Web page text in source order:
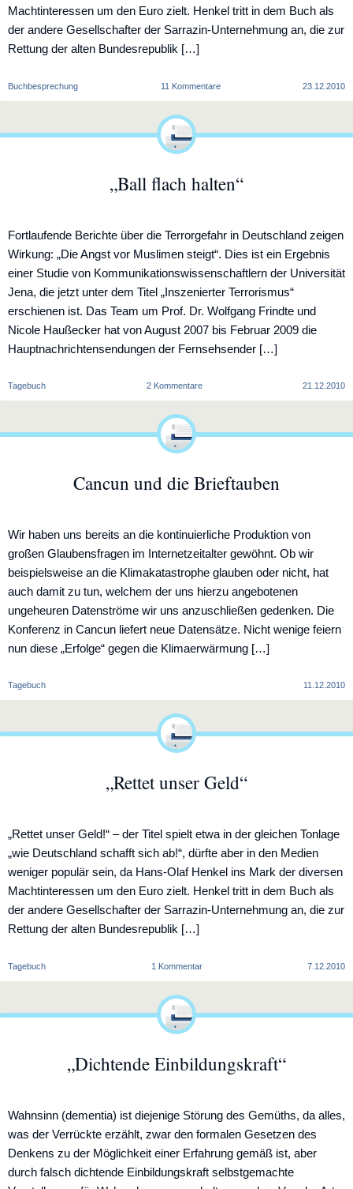
Machtinteressen um den Euro zielt. Henkel tritt in dem Buch als
der andere Gesellschafter der Sarrazin-Unternehmung an, die zur
Rettung der alten Bundesrepublik […]
Buchbesprechung 11 Kommentarezu
„Rettet
nicht
Euro.
23.12.2010
„Ball flach halten“
Fortlaufende Berichte über die Terrorgefahr in Deutschland zeigen
Wirkung: „Die Angst vor Muslimen steigt“. Dies ist ein Ergebnis
einer Studie von Kommunikationswissenschaftlern der Universität
Jena, die jetzt unter dem Titel „Inszenierter Terrorismus“
erschienen ist. Das Team um Prof. Dr. Wolfgang Frindte und
Nicole Haußecker hat von August 2007 bis Februar 2009 die
Hauptnachrichtensendungen der Fernsehsender […]
Tagebuch 2 Kommentarezu
„Ball
21.12.2010
Cancun und die Brieftauben
Wir haben uns bereits an die kontinuierliche Produktion von
großen Glaubensfragen im Internetzeitalter gewöhnt. Ob wir
beispielsweise an die Klimakatastrophe glauben oder nicht, hat
auch damit zu tun, welchem der uns hierzu angebotenen
ungeheuren Datenströme wir uns anzuschließen gedenken. Die
Konferenz in Cancun liefert neue Datensätze. Nicht wenige feiern
nun diese „Erfolge“ gegen die Klimaerwärmung […]
Tagebuch 11.12.2010
„Rettet unser Geld“
„Rettet unser Geld!“ – der Titel spielt etwa in der gleichen Tonlage
„wie Deutschland schafft sich ab!“, dürfte aber in den Medien
weniger populär sein, da Hans-Olaf Henkel ins Mark der diversen
Machtinteressen um den Euro zielt. Henkel tritt in dem Buch als
der andere Gesellschafter der Sarrazin-Unternehmung an, die zur
Rettung der alten Bundesrepublik […]
Tagebuch 1 Kommentarzu
„Rettet
7.12.2010
„Dichtende Einbildungskraft“
Wahnsinn (dementia) ist diejenige Störung des Gemüths, da alles,
was der Verrückte erzählt, zwar den formalen Gesetzen des
Denkens zu der Möglichkeit einer Erfahrung gemäß ist, aber
durch falsch dichtende Einbildungskraft selbstgemachte